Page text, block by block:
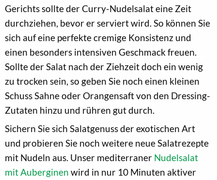
Gerichts sollte der Curry-Nudelsalat eine Zeit
durchziehen, bevor er serviert wird. So können Sie
sich auf eine perfekte cremige Konsistenz und
einen besonders intensiven Geschmack freuen.
Sollte der Salat nach der Ziehzeit doch ein wenig
zu trocken sein, so geben Sie noch einen kleinen
Schuss Sahne oder Orangensaft von den Dressing-
Zutaten hinzu und rühren gut durch.
Sichern Sie sich Salatgenuss der exotischen Art
und probieren Sie noch weitere neue Salatrezepte
mit Nudeln aus. Unser mediterraner Nudelsalat
mit Auberginen wird in nur 10 Minuten aktiver